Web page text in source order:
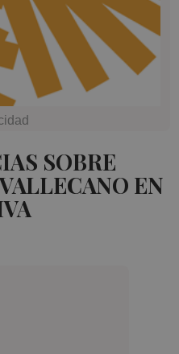
SOBRE
EN